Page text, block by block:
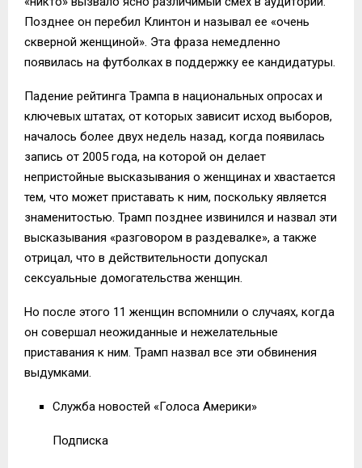
Позднее он перебил Клинтон и называл ее «очень
скверной женщиной». Эта фраза немедленно
появилась на футболках в поддержку ее кандидатуры.
Падение рейтинга Трампа в национальных опросах и
ключевых штатах, от которых зависит исход выборов,
началось более двух недель назад, когда появилась
запись от 2005 года, на которой он делает
непристойные высказывания о женщинах и хвастается
тем, что может приставать к ним, поскольку является
знаменитостью. Трамп позднее извинился и назвал эти
высказывания «разговором в раздевалке», а также
отрицал, что в действительности допускал
сексуальные домогательства женщин.
Но после этого 11 женщин вспомнили о случаях, когда
он совершал неожиданные и нежелательные
приставания к ним. Трамп назвал все эти обвинения
выдумками.
Служба новостей «Голоса Америки»
Подписка